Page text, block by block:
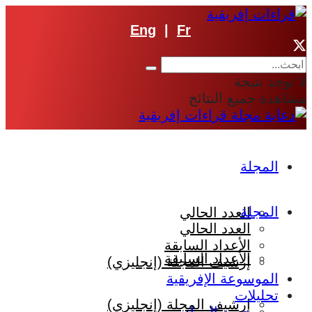
Eng Fr
لا توجد نتيجة
مشاهدة جميع النتائج
المجلة
العدد الحالي
الأعداد السابقة
إرشيف المجلة (إنجليزي)
المجلة
العدد الحالي
الأعداد السابقة
إرشيف المجلة (إنجليزي)
الموسوعة الإفريقية
تحليلات